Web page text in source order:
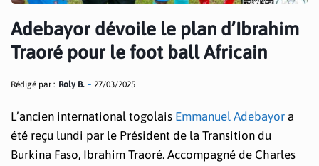
Adebayor dévoile le plan d’Ibrahim
Traoré pour le foot ball Africain
Rédigé par : Roly B. 27/03/2025
L’ancien international togolais Emmanuel Adebayor a
été reçu lundi par le Président de la Transition du
Burkina Faso, Ibrahim Traoré. Accompagné de Charles